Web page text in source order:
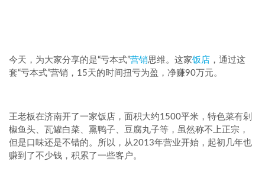
今天，为大家分享的是“亏本式”营销思维。这家饭店 ，通过这
套“亏本式”营销，15天的时间扭亏为盈，净赚90万元。
王老板在济南开了一家饭店，面积大约1500平米，特色菜有剁
椒鱼头、瓦罐白菜、熏鸭子、豆腐丸子等，虽然称不上正宗，
但是口味还是不错的。所以，从2013年营业开始，起初几年也
赚到了不少钱，积累了一些客户。